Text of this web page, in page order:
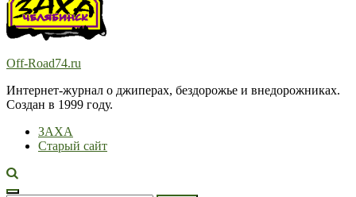
Off-Road74.ru
Интернет-журнал о джиперах, бездорожье и внедорожниках.
Создан в 1999 году.
ЗАХА
Старый сайт